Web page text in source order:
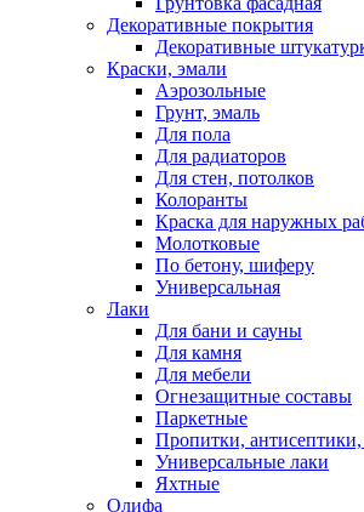
Декоративные покрытия
Декоративные
Краски, эмали
Аэрозольные
Грунт, эмаль
Для пола
Для радиаторов
Для стен, потолков
Колоранты
Краска для наружных
Молотковые
По бетону, шиферу
Универсальная
Лаки
Для бани и сауны
Для камня
Для мебели
Огнезащитные составы
Паркетные
Пропитки,
Универсальные лаки
Яхтные
Олифа